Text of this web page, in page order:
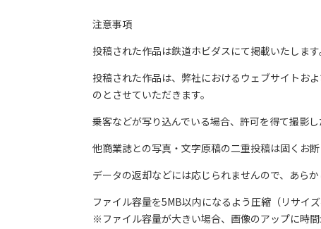
注意事項
投稿された作品は鉄道ホビダスにて掲載いたしま
投稿された作品は、弊社におけるウェブサイトお
のとさせていただきます。
乗客などが写り込んでいる場合、許可を得て撮影し
他商業誌との写真・文字原稿の二重投稿は固くお断
データの返却などには応じられませんので、あらか
ファイル容量を5MB以内になるよう圧縮（リサイ
※ファイル容量が大きい場合、画像のアップに時間